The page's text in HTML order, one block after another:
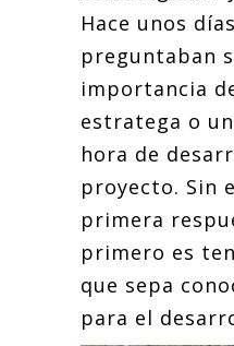
Hace unos
preguntaban
importancia
estratega o
hora de
proyecto. Sin
primera
primero es
que sepa
para el